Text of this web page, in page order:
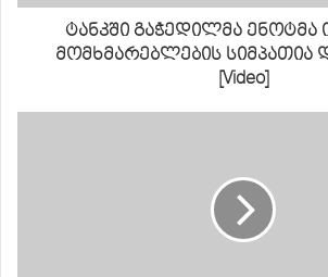
ტანკში გაჭედილმა ენოტმა
მომხმარებლების სიმპათია
[Video]